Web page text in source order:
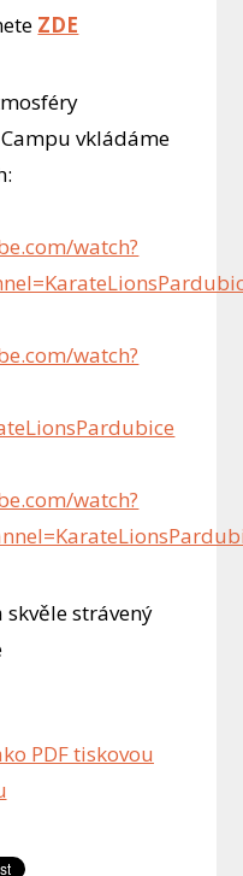
ZDE
vkládáme
watch?
watch?
watch?
skvěle strávený
PDF tiskovou